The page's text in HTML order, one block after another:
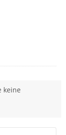
keine